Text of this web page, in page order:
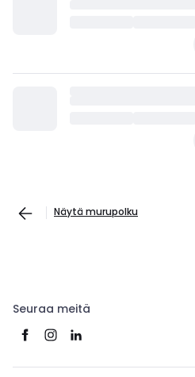
Näytä murupolku
Seuraa meitä